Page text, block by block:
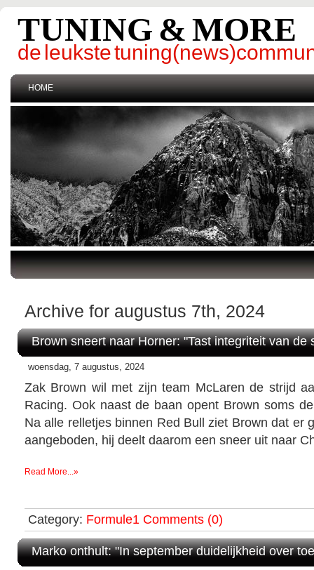
TUNING & MORE
de leukste
HOME
Archive for augustus 7th, 2024
Brown sneert naar Horner: "Tast integriteit van de
woensdag, 7 augustus, 2024
Zak Brown wil met zijn team McLaren de strijd
Racing. Ook naast de baan opent Brown soms
Na alle relletjes binnen Red Bull ziet Brown dat er
aangeboden, hij deelt daarom een sneer uit naar
Read More...»
Category: Formule1 Comments (0)
Marko onthult: "In september duidelijkheid over